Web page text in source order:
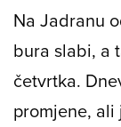
Na Jadranu
bura slabi, a
četvrtka.
promjene,